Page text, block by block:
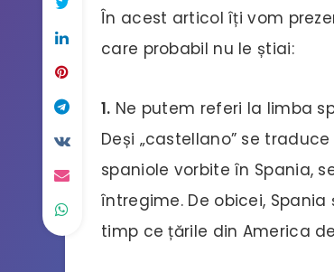
În acest articol îți vom
care probabil nu le știai:
1. Ne putem referi la limba
Deși „castellano” se
spaniole vorbite în Spania,
întregime. De obicei,
timp ce țările din America